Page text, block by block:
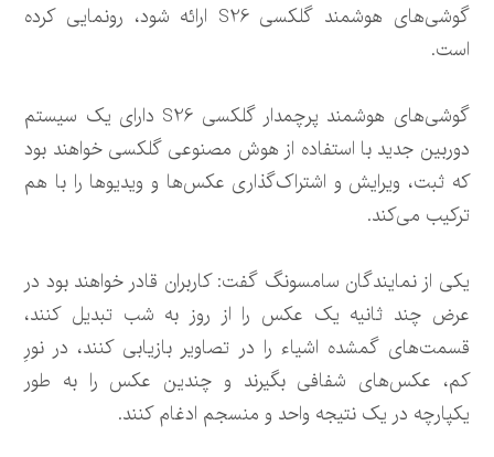
گوشی‌های هوشمند گلکسی S26 ارائه شود، رونمایی کرده
است.
گوشی‌های هوشمند پرچمدار گلکسی S26 دارای یک سیستم
دوربین جدید با استفاده از هوش مصنوعی گلکسی خواهند بود
که ثبت، ویرایش و اشتراک‌گذاری عکس‌ها و ویدیوها را با هم
ترکیب می‌کند.
یکی از نمایندگان سامسونگ گفت: کاربران قادر خواهند بود در
عرض چند ثانیه یک عکس را از روز به شب تبدیل کنند،
قسمت‌های گمشده اشیاء را در تصاویر بازیابی کنند، در نورِ
کم، عکس‌های شفافی بگیرند و چندین عکس را به طور
یکپارچه در یک نتیجه واحد و منسجم ادغام کنند.